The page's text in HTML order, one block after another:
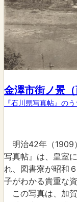
金澤市街ノ景（
『石川県写真帖』のう
明治42年（1909
写真帖』は、皇室
れ、図書寮が昭和
子がわかる貴重な資
この写真は、加